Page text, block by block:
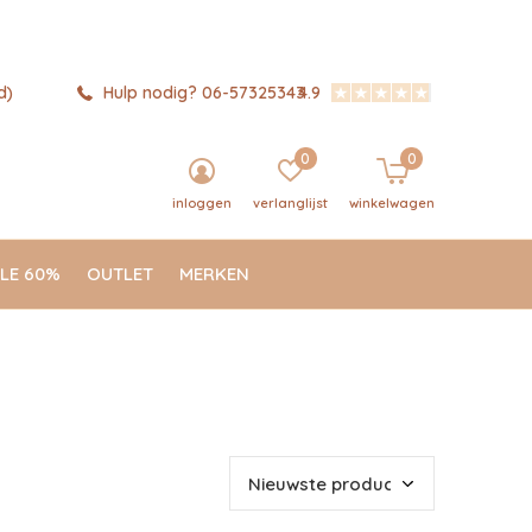
60% OUTLET MERKEN
inloggen verlanglijst
0
winkelwagen
0
Hulp nodig? 06-573253434.9